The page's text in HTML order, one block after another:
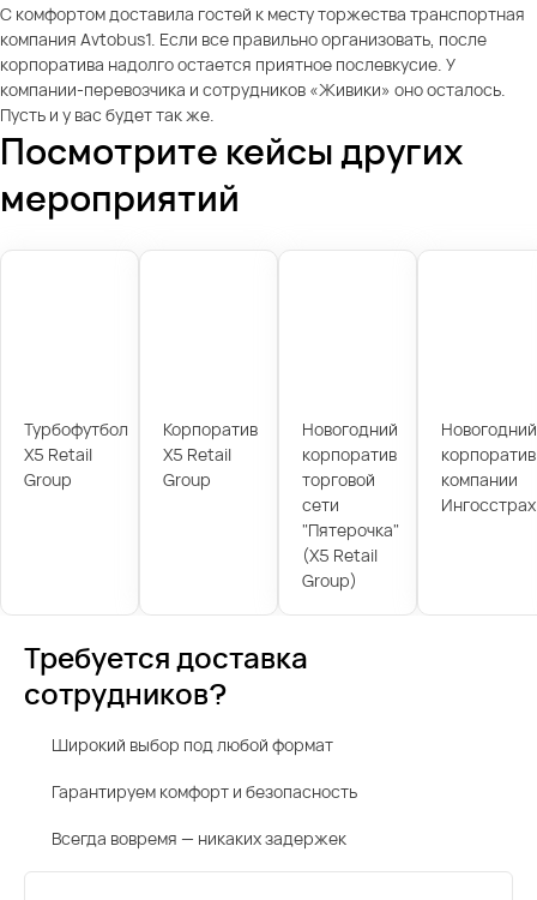
С комфортом доставила гостей к месту торжества транспортная
компания Avtobus1. Если все правильно организовать, после
корпоратива надолго остается приятное послевкусие. У
компании-перевозчика и сотрудников «Живики» оно осталось.
Пусть и у вас будет так же.
Посмотрите кейсы других
мероприятий
Турбофутбол
X5 Retail
Group
Корпоратив
X5 Retail
Group
Новогодний
корпоратив
торговой
сети
"Пятерочка"
(X5 Retail
Group)
Новогодний
корпоратив
компании
Ингосстрах
Требуется доставка
сотрудников?
Широкий выбор под любой формат
Гарантируем комфорт и безопасность
Всегда вовремя — никаких задержек